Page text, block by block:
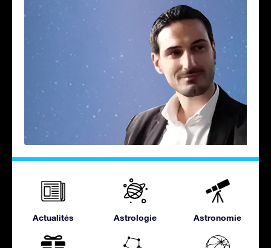
Actualités Astrologie Astronomie